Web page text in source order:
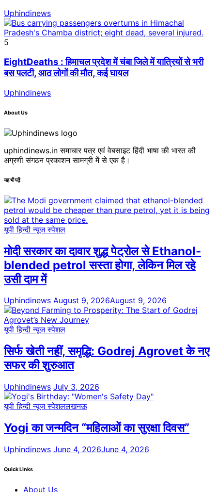
Uphindinews
5
EightDeaths : हिमाचल प्रदेश में चंबा जिले में यात्रियों से भरी
बस पलटी, आठ लोगों की मौत, कई घायल
Uphindinews
About Us
uphindinews.in समाचार पत्र एवं वेबसाइट हिंदी भाषा की भारत की
अग्रणी संगठन प्रकाशन सामग्री में से एक है।
यह भी पढ़ें
यूपी हिन्दी न्यूज स्पेशल
मोदी सरकार का दावार शुद्ध पेट्रोल से Ethanol-
blended petrol सस्ता होगा, लेकिन मिल रहे
उसी दाम में
Uphindinews August 9, 2026August 9, 2026
यूपी हिन्दी न्यूज स्पेशल
सिर्फ खेती नहीं, समृद्धि: Godrej Agrovet के नए
सफर की शुरुआत
Uphindinews July 3, 2026
यूपी हिन्दी न्यूज स्पेशललखनऊ
Yogi का जन्मदिन “महिलाओं का सुरक्षा दिवस”
Uphindinews June 4, 2026June 4, 2026
Quick Links
About Us